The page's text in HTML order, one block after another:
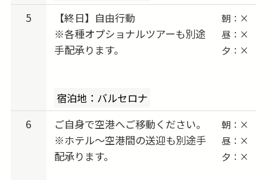
5
【終日】自由行動
※各種オプショナルツアーも別途
手配承ります。
宿泊地：バルセロナ
朝：×
昼：×
夕：×
6
ご自身で空港へご移動ください。
※ホテル〜空港間の送迎も別途手
配承ります。
朝：×
昼：×
夕：×